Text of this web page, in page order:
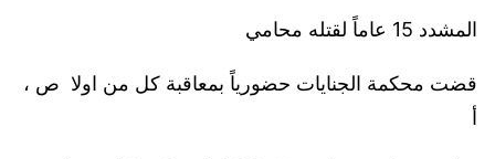
المشدد 15 عاماً لقتله محامي
قضت محكمة الجنايات حضورياً بمعاقبة كل من اولا ص ،
أ